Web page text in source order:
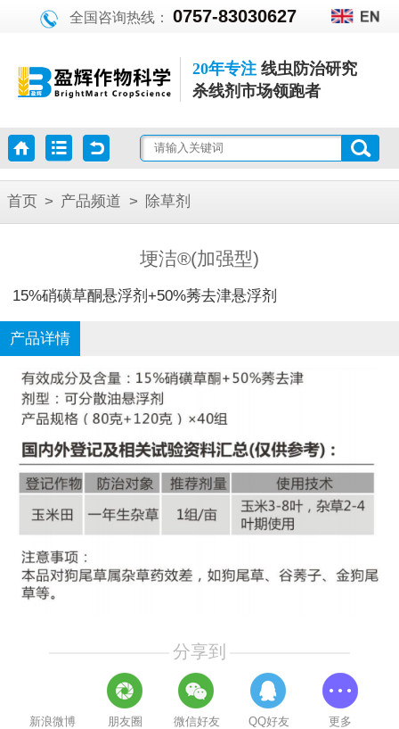
全国咨询热线：0757-83030627
20年专注线虫防治研究
杀线剂市场领跑者
首页 > 产品频道 > 除草剂
埂洁®(加强型)
15%硝磺草酮悬浮剂+50%莠去津悬浮剂
产品详情
分享到
新浪微博 朋友圈 微信好友 QQ好友 更多